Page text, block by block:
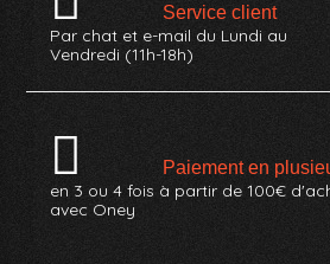
Service client
Par chat et e-mail du Lundi au
Vendredi (11h-18h)
Paiement en
en 3 ou 4 fois à partir de 100€
avec Oney